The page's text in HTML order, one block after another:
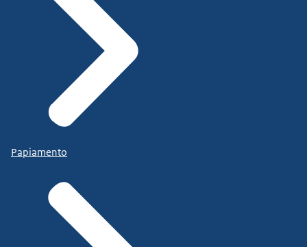
Papiamento